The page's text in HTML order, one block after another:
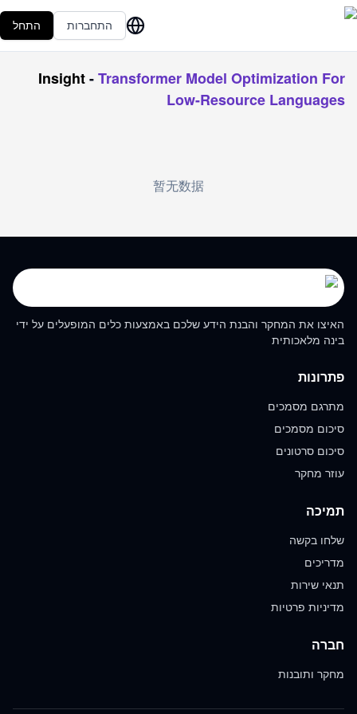
התחברות התחל
Insight-Transformer Model Optimization For
Low-Resource Languages
暂无数据
האיצו את המחקר והבנת הידע שלכם באמצעות כלים המופעלים על ידי
בינה מלאכותית
פתרונות
מתרגם מסמכים
סיכום מסמכים
סיכום סרטונים
עוזר מחקר
תמיכה
שלחו בקשה
מדריכים
תנאי שירות
מדיניות פרטיות
חברה
מחקר ותובנות